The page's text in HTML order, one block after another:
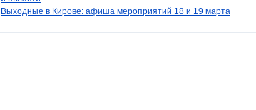
Выходные в Кирове: афиша мероприятий 18 и 19 марта